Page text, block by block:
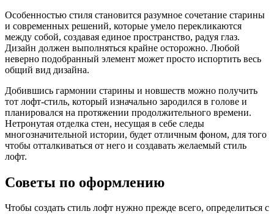
Особенностью стиля становится разумное сочетание старины
и современных решений, которые умело перекликаются
между собой, создавая единое пространство, радуя глаз.
Дизайн должен выполняться крайне осторожно. Любой
неверно подобранный элемент может просто испортить весь
общий вид дизайна.
Добившись гармонии старины и новшеств можно получить
тот лофт-стиль, который изначально зародился в голове и
планировался на протяжении продолжительного времени.
Нетронутая отделка стен, несущая в себе следы
многозначительной истории, будет отличным фоном, для того
чтобы отталкиваться от него и создавать желаемый стиль
лофт.
Советы по оформлению
Чтобы создать стиль лофт нужно прежде всего, определиться с